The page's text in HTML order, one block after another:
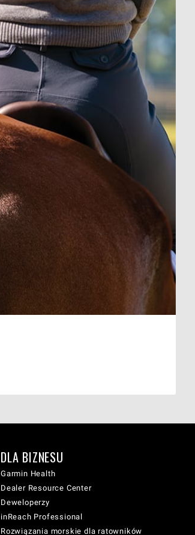
DLA BIZNESU
Garmin Health
Dealer Resource Center
Deweloperzy
inReach Professional
Rozwiązania morskie dla ratowników